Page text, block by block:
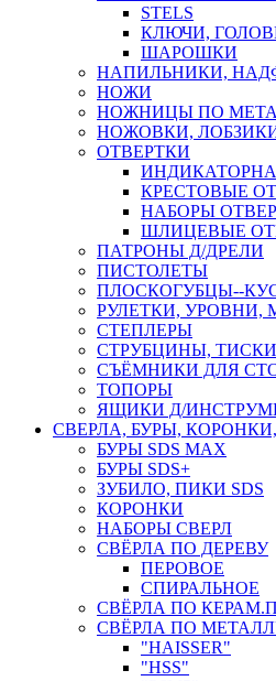
STELS
КЛЮЧИ,
ШАРОШКИ
НАПИЛЬНИКИ,
НОЖИ
НОЖНИЦЫ ПО
НОЖОВКИ,
ОТВЕРТКИ
КРЕСТОВЫЕ
НАБОРЫ
ШЛИЦЕВЫЕ
ПАТРОНЫ Д/ДРЕЛИ
ПИСТОЛЕТЫ
ПЛОСКОГУБЦЫ--
РУЛЕТКИ, УРОВНИ,
СТЕПЛЕРЫ
СТРУБЦИНЫ, ТИСКИ
СЪЁМНИКИ ДЛЯ
ТОПОРЫ
ЯЩИКИ Д/
СВЕРЛА, БУРЫ, КОРОНКИ,
БУРЫ SDS MAX
БУРЫ SDS+
ЗУБИЛО, ПИКИ SDS
КОРОНКИ
НАБОРЫ СВЕРЛ
СВЁРЛА ПО ДЕРЕВУ
ПЕРОВОЕ
СПИРАЛЬНОЕ
СВЁРЛА ПО
СВЁРЛА ПО
"HAISSER"
"HSS"